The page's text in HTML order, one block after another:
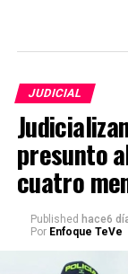
JUDICIAL
presunto
cuatro
Published hace6
Por Enfoque TeVe